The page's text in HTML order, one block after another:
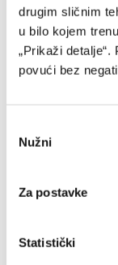
drugim sličnim
u bilo kojem
„Prikaži
povući bez
Selection
Nužni
Za postavke
Statistički